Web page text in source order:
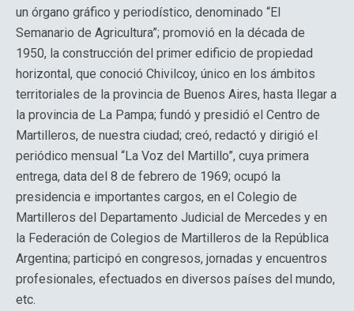
un órgano gráfico y periodístico, denominado “El
Semanario de Agricultura”; promovió en la década de
1950, la construcción del primer edificio de propiedad
horizontal, que conoció Chivilcoy, único en los ámbitos
territoriales de la provincia de Buenos Aires, hasta llegar a
la provincia de La Pampa; fundó y presidió el Centro de
Martilleros, de nuestra ciudad; creó, redactó y dirigió el
periódico mensual “La Voz del Martillo”, cuya primera
entrega, data del 8 de febrero de 1969; ocupó la
presidencia e importantes cargos, en el Colegio de
Martilleros del Departamento Judicial de Mercedes y en
la Federación de Colegios de Martilleros de la República
Argentina; participó en congresos, jornadas y encuentros
profesionales, efectuados en diversos países del mundo,
etc.